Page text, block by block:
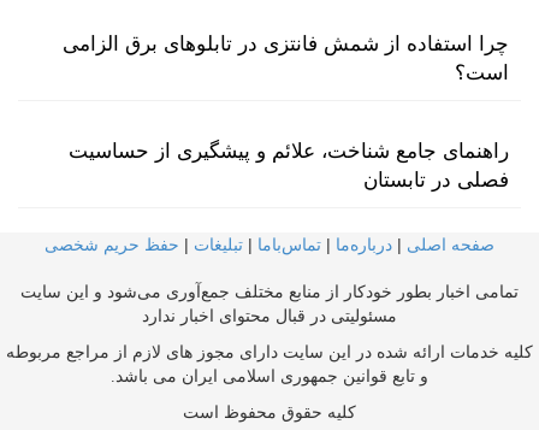
چرا استفاده از شمش فانتزی در تابلوهای برق الزامی
است؟
راهنمای جامع شناخت، علائم و پیشگیری از حساسیت
فصلی در تابستان
صفحه اصلی | درباره‌ما | تماس‌با‌ما | تبلیغات | حفظ حریم شخصی
تمامی اخبار بطور خودکار از منابع مختلف جمع‌آوری می‌شود و این سایت
مسئولیتی در قبال محتوای اخبار ندارد
کلیه خدمات ارائه شده در این سایت دارای مجوز های لازم از مراجع مربوطه
و تابع قوانین جمهوری اسلامی ایران می باشد.
کلیه حقوق محفوظ است